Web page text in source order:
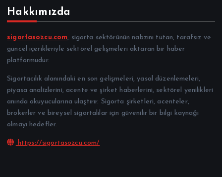
Hakkımızda
sigortasozcu.com, sigorta sektörünün nabzını tutan, tarafsız ve
güncel içerikleriyle sektörel gelişmeleri aktaran bir haber
platformudur.
Sigortacılık alanındaki en son gelişmeleri, yasal düzenlemeleri,
piyasa analizlerini, acente ve şirket haberlerini, sektörel yenilikleri
anında okuyucularına ulaştırır. Sigorta şirketleri, acenteler,
brokerler ve bireysel sigortalılar için güvenilir bir bilgi kaynağı
olmayı hedefler.
https://sigortasozcu.com/